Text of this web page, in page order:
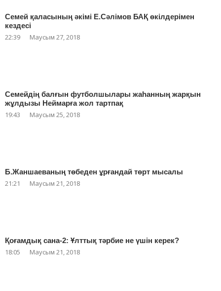
Семей қаласының әкімі Е.Сәлімов БАҚ өкілдерімен
кездесі
22:39 Маусым 27, 2018
Семейдің балғын футболшылары жаһанның жарқын
жұлдызы Неймарға жол тартпақ
19:43 Маусым 25, 2018
Б.Жаншаеваның төбеден ұрғандай төрт мысалы
21:21 Маусым 21, 2018
Қоғамдық сана-2: Ұлттық тәрбие не үшін керек?
18:05 Маусым 21, 2018